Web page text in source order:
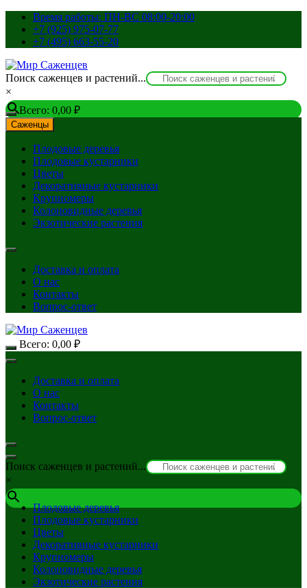
Перейти
содержимому
Время работы: ПН-ВС 08:00-20:00
+7 (925) 975-07-77
+7 (495) 663-55-20
Поиск саженцев и растений...
×
Всего: 0,00 ₽
Саженцы
Плодовые деревья
Плодовые кустарники
Цветы
Декоративные кустарники
Крупномеры
Колоновидные деревья
Экзотические растения
Доставка и оплата
О нас
Контакты
Вопрос-ответ
Всего: 0,00 ₽
Доставка и оплата
О нас
Контакты
Вопрос-ответ
Поиск саженцев и растений...
×
Плодовые деревья
Плодовые кустарники
Цветы
Декоративные кустарники
Крупномеры
Колоновидные деревья
Экзотические растения